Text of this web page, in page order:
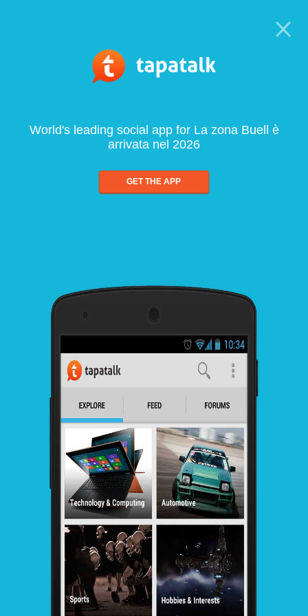
World's leading social app for La zona Buell è
arrivata nel 2026
GET THE APP